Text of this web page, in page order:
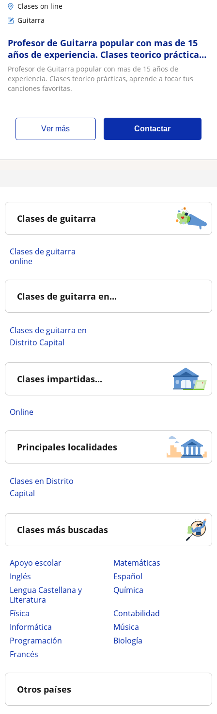
Clases on line
Guitarra
Profesor de Guitarra popular con mas de 15
años de experiencia. Clases teorico prácticas,
aprende a tocar tus canciones favoritas
Profesor de Guitarra popular con mas de 15 años de
experiencia. Clases teorico prácticas, aprende a tocar tus
canciones favoritas.
ver más Contactar
Clases de guitarra
Clases de guitarra
online
Clases de guitarra en...
Clases de guitarra en
Distrito Capital
Clases impartidas...
online
Principales localidades
Clases en Distrito
Capital
Clases más buscadas
Apoyo escolar
Matemáticas
Inglés
Español
Lengua Castellana y
Literatura
Química
Física
Contabilidad
Informática
Música
Programación
Biología
Francés
Otros países